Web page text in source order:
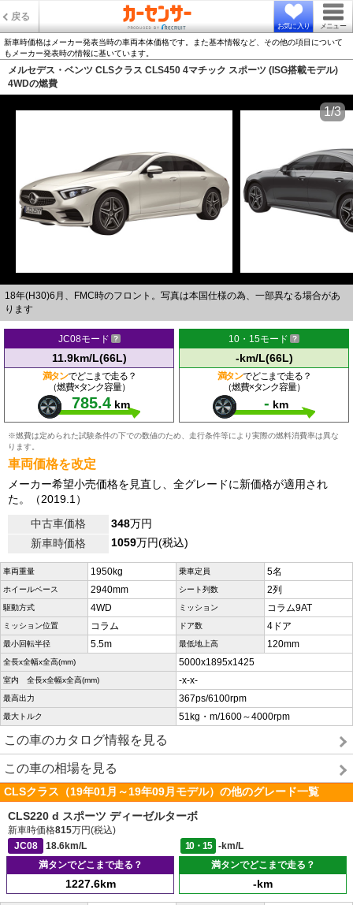
戻る
お気に入り メニュー
新車時価格はメーカー発表当時の車両本体価格です。また基本情報など、その他の項目について
もメーカー発表時の情報に基いています。
メルセデス・ベンツ CLSクラス CLS450 4マチック スポーツ (ISG搭載モデル)
4WDの燃費
18年(H30)6月、FMC時のフロント。写真は本国仕様の為、一部異なる場合があ
ります
1/3
JC08モード
11.9km/L(66L)
満タンでどこまで走る？
（燃費×タンク容量）
785.4 km
10・15モード
-km/L(66L)
満タンでどこまで走る？
（燃費×タンク容量）
- km
※燃費は定められた試験条件の下での数値のため、走行条件等により実際の燃料消費率は異な
ります。
車両価格を改定
メーカー希望小売価格を見直し、全グレードに新価格が適用され
た。（2019.1）
中古車価格
348万円
新車時価格
1059万円(税込)
車両重量 1950kg 乗車定員 5名
ホイールベース 2940mm シート列数 2列
駆動方式 4WD ミッション コラム9AT
ミッション位置 コラム ドア数 4ドア
最小回転半径 5.5m 最低地上高 120mm
全長x全幅x全高(mm) 5000x1895x1425
室内 全長x全幅x全高(mm) -x-x-
最高出力 367ps/6100rpm
最大トルク 51kg・m/1600～4000rpm
この車のカタログ情報を見る
この車の相場を見る
CLSクラス（19年01月～19年09月モデル）の他のグレード一覧
CLS220 d スポーツ ディーゼルターボ
新車時価格815万円(税込)
JC08
18.6km/L 10・15
-km/L
満タンでどこまで走る？
1227.6km
満タンでどこまで走る？
-km